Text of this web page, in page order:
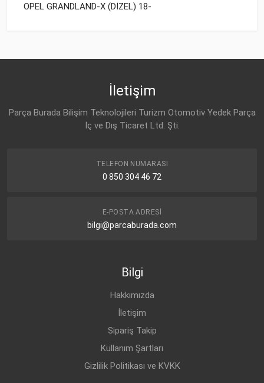
OPEL GRANDLAND-X (DİZEL) 18-
İletişim
Parça Burada Bilişim Teknolojileri Turizm Otomotiv Yedek Parça
İç ve Dış Ticaret Ltd. Şti.
TELEFON NUMARASI
0 850 304 46 72
E-POSTA ADRESI
bilgi@parcaburada.com
Bilgi
Hakkımızda
İletişim
Sipariş Takip
Kullanım Şartları
Gizlilik Politikası ve KVKK